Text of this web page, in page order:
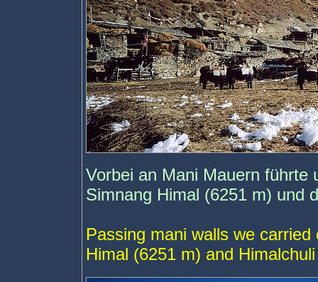
Vorbei an Mani Mauern führte
Simnang Himal (6251 m) und
Passing mani walls we
Himal (6251 m) and